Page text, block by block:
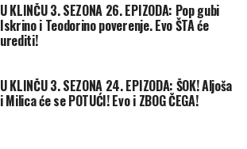
U KLINČU 3. SEZONA 26. EPIZODA: Pop gubi
Iskrino i Teodorino poverenje. Evo ŠTA će
urediti!
U KLINČU 3. SEZONA 24. EPIZODA: ŠOK! Aljoša
i Milica će se POTUĆI! Evo i ZBOG ČEGA!